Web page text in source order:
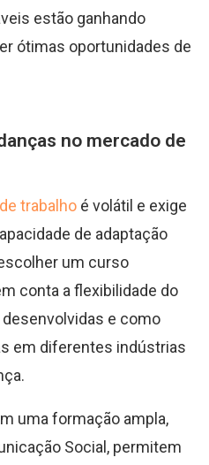
estão ganhando
ótimas oportunidades de
no mercado de
trabalho é volátil e exige
de adaptação
um curso
conta a flexibilidade do
e como
em diferentes indústrias
uma formação ampla,
Social, permitem